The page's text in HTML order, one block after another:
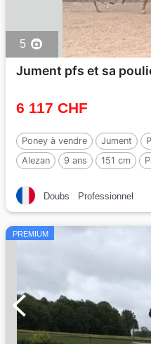
5
Jument pfs et sa
6 117 CHF
Poney à vendre Jument
Alezan
9 ans 151 cm
Doubs Professionnel
PREMIUM